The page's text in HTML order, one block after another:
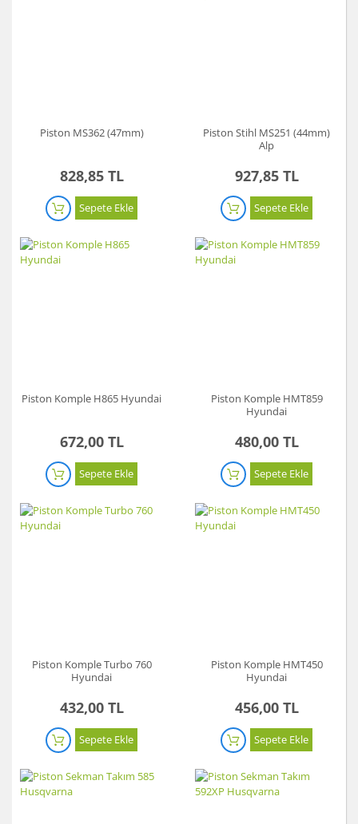
Piston MS362 (47mm)
828,85 TL
Sepete Ekle
Piston Stihl MS251 (44mm)
Alp
927,85 TL
Sepete Ekle
Piston Komple H865 Hyundai
672,00 TL
Sepete Ekle
Piston Komple HMT859
Hyundai
480,00 TL
Sepete Ekle
Piston Komple Turbo 760
Hyundai
432,00 TL
Sepete Ekle
Piston Komple HMT450
Hyundai
456,00 TL
Sepete Ekle